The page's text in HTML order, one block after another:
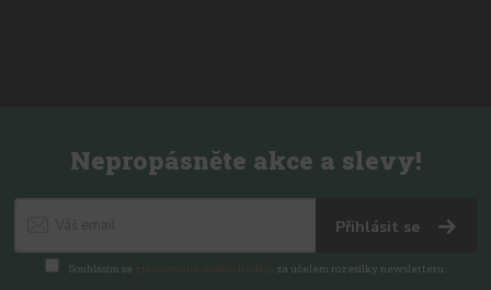
Nepropásněte akce a slevy!
Přihlásit se
Souhlasím se zpracováním osobních údajů za účelem rozesílky newsletteru.